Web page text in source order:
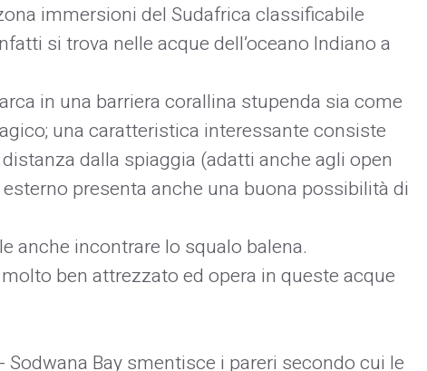
immersioni del Sudafrica classificabile
si trova nelle acque dell’oceano Indiano a
in una barriera corallina stupenda sia come
una caratteristica interessante consiste
dalla spiaggia (adatti anche agli open
presenta anche una buona possibilità di
anche incontrare lo squalo balena.
ben attrezzato ed opera in queste acque
Bay smentisce i pareri secondo cui le